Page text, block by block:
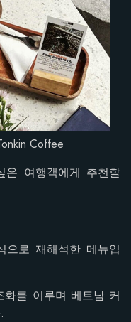
Coffee
은 여행객에게 추천할
으로 재해석한 메뉴입
를 이루며 베트남 커